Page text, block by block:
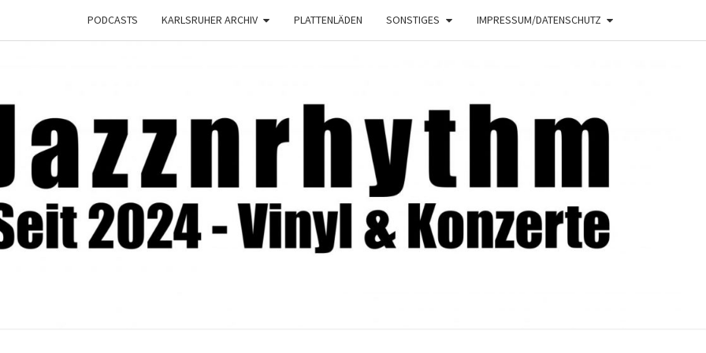
PODCASTS KARLSRUHER ARCHIV PLATTENLÄDEN SONSTIGES IMPRESSUM/DATENSCHUTZ
JAZZNRHYTHM
2024 –
Vinyl &
Konzerte